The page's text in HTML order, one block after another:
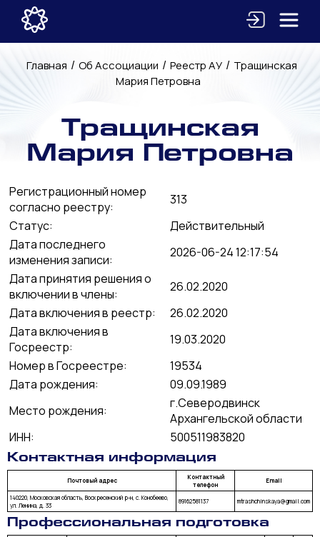
Главная / Об Ассоциации / Реестр АУ / Тращинская
Мария Петровна
Тращинская
Мария Петровна
Регистрационный номер
согласно реестру:
313
Статус:
Действительный
Дата последнего
изменения записи:
2026-06-24 12:17:54
Дата принятия решения о
включении в члены:
26.02.2020
Дата включения в реестр:
26.02.2020
Дата включения в
Госреестр:
19.03.2020
Номер в Госреестре:
19534
Дата рождения:
09.09.1989
Место рождения:
г.Северодвинск
Архангельской области
ИНН:
500511983820
Контактная информация
Почтовый адрес
Контактный
телефон
Email
140220, Московская область, Воскресенский р-н, с. Конобеево,
ул. Ленина, д. 33
89162581137 mtrashchinskaya@gmail.com
Профессиональная подготовка